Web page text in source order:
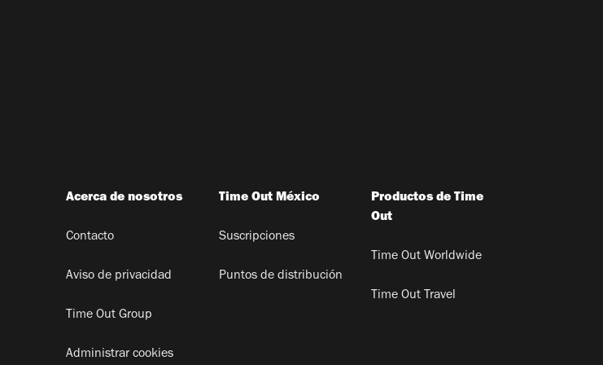
Acerca de nosotros
Contacto
Aviso de privacidad
Time Out Group
Administrar cookies
Time Out México
Suscripciones
Puntos de distribución
Productos de Time
Out
Time Out Worldwide
Time Out Travel